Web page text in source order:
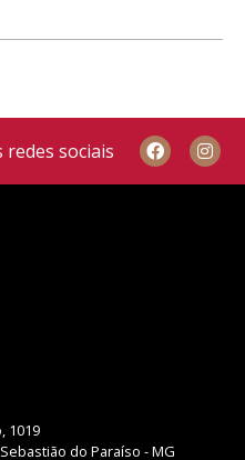
redes sociais
1019
do Paraíso - MG